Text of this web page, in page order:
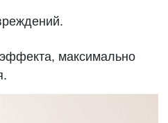
максимально